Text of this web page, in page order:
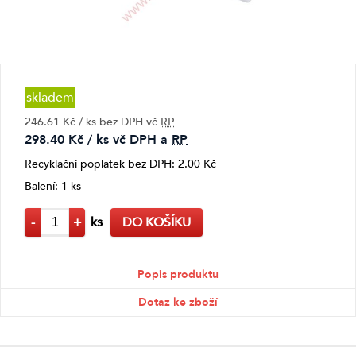
skladem
246.61 Kč / ks bez DPH vč RP
298.40 Kč / ks vč DPH a RP
Recyklační poplatek bez DPH: 2.00 Kč
Balení: 1 ks
- + ks DO KOŠÍKU
Popis produktu
Dotaz ke zboží